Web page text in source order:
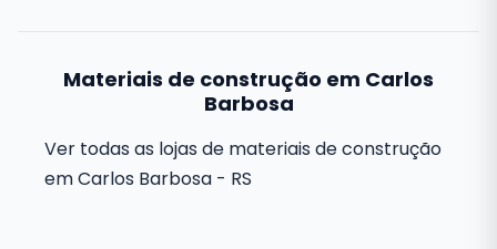
Materiais de construção em Carlos
Barbosa
Ver todas as lojas de materiais de construção
em Carlos Barbosa - RS